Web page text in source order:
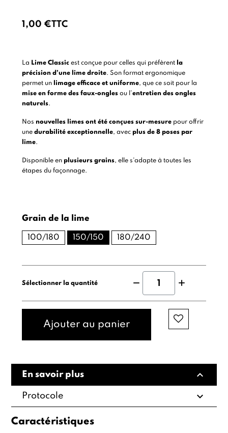
1,00 €TTC
La Lime Classicest conçue pour celles qui préfèrent la
précision d’une lime droite. Son format ergonomique
permet un limage efficace et uniforme, que ce soit pour la
mise en forme des faux-onglesou l’entretien des ongles
naturels.
Nos nouvelles limes ont été conçues sur-mesurepour offrir
une durabilité exceptionnelle, avec plus de 8 poses par
lime.
Disponible en plusieurs grains, elle s’adapte à toutes les
étapes du façonnage.
Grain de la lime
100/180 150/150 180/240
Sélectionner la quantité
Ajouter au panier
En savoir plus expand_less
Protocole expand_more
Caractéristiques